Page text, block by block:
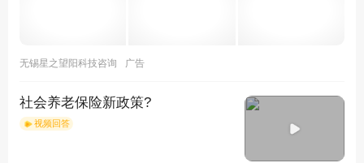
无锡星之望阳科技咨询 广告
社会养老保险新政策?
视频回答